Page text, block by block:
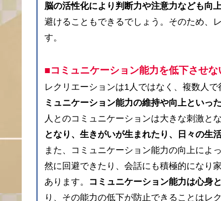
脳の活性化により判断力や注意力なども向
避けることもできるでしょう。そのため、
す。
■コミュニケーション能力を低下させな
レクリエーションは1人ではなく、複数人
ミュニケーション能力の維持や向上といっ
人とのコミュニケーションは大きな刺激と
となり、生きがいが生まれたり、日々の生
また、コミュニケーション能力の向上によ
然に回避できたり、会話にも積極的になり
あります。 コミュニケーション能力は心身
り、その能力の低下が防止できることはレ